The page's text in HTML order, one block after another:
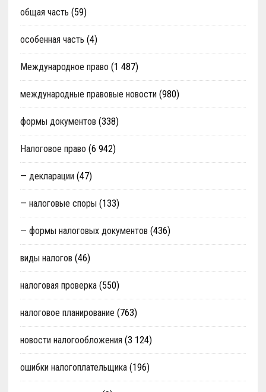
общая часть (59)
особенная часть (4)
Международное право (1 487)
международные правовые новости (980)
формы документов (338)
Налоговое право (6 942)
— декларации (47)
— налоговые споры (133)
— формы налоговых документов (436)
виды налогов (46)
налоговая проверка(550)
налоговое планирование (763)
новости налогообложения (3 124)
ошибки налогоплательщика(196)